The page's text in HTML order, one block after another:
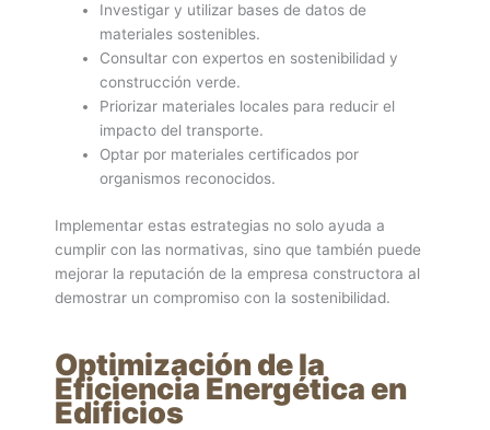
Investigar y utilizar bases de datos de
materiales sostenibles.
Consultar con expertos en sostenibilidad y
construcción verde.
Priorizar materiales locales para reducir el
impacto del transporte.
Optar por materiales certificados por
organismos reconocidos.
Implementar estas estrategias no solo ayuda a
cumplir con las normativas, sino que también puede
mejorar la reputación de la empresa constructora al
demostrar un compromiso con la sostenibilidad.
Optimización de la
Eficiencia Energética en
Edificios